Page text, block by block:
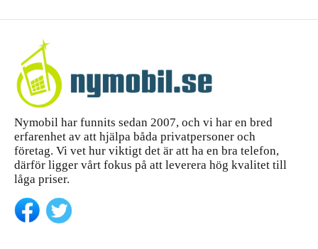
Nymobil har funnits sedan 2007, och vi har en bred
erfarenhet av att hjälpa båda privatpersoner och
företag. Vi vet hur viktigt det är att ha en bra telefon,
därför ligger vårt fokus på att leverera hög kvalitet till
låga priser.